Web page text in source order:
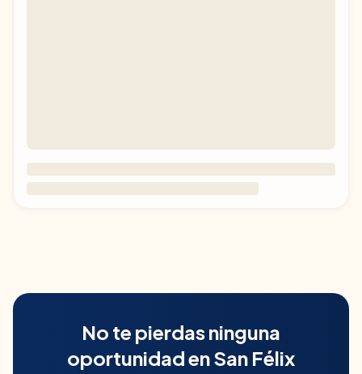
No te pierdas ninguna
oportunidad enSan Félix